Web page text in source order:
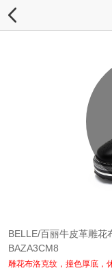
BELLE/百丽牛皮革雕花
BAZA3CM8
雕花布洛克纹，撞色厚底，